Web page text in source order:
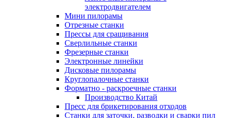
электродвигателем
Мини пилорамы
Отрезные станки
Прессы для сращивания
Сверлильные станки
Фрезерные станки
Электронные линейки
Дисковые пилорамы
Круглопалочные станки
Форматно - раскроечные станки
Производство Китай
Пресс для брикетирования отходов
Станки для заточки, разводки и сварки пил